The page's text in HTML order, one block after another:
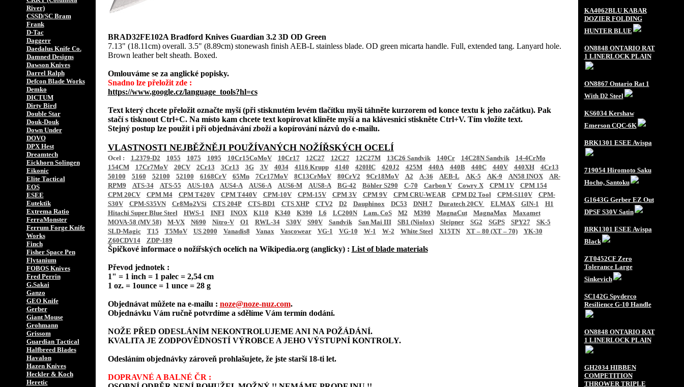
River)
CSSD/SC Bram
Frank
D-Tac
Daggerr
Daedalus Knife Co.
Damned Designs
Dawson Knives
Darrel Ralph
Defcon Blade Works
Demko
DICTUM
Dirty Bird
Double Star
Douk-Douk
Down Under
DOVO
DPX Hest
Dreamtech
Eickhorn Solingen
Eikonic
Elite Tactical
EOS
ESEE
Eutektik
Extrema Ratio
FerraMonster
Ferrum Forge Knife
Works
Finch
Fisher Space Pen
Flytanium
FOBOS Knives
Fred Perrin
G.Sakai
Ganzo
GEO Knife
Gerber
Giant Mouse
Grohmann
Grissom
Guardian Tactical
Halfbreed Blades
Havalon
Hazen Knives
Heckler & Koch
Heretic
BRAD32FE102A Bradford Knives Guardian 3.2 3D OD Green
7.13" (18.11cm) overall. 3.5" (8.89cm) stonewash finish AEB-L stainless blade. OD green micarta handle. Full, extended tang. Lanyard hole.
Brown leather belt sheath. Boxed.
Omlouváme se za anglické popisky.
Snadno lze přeložit zde :
https://www.google.cz/language_tools?hl=cs
Text který chcete přeložit označte myší (při stisknutém levém tlačítku myši táhněte kurzorem od konce textu k jeho začátku). Pak
stačí s tisknout Ctrl+C. Na místo kam chcete text kopírovat kliněte myší a na klávesnici stiskněte Ctrl+V. Tím vložíte text.
Stejný postup lze použít i při objednávání zboží a kopírování názvů do e-mailu.
VLASTNOSTI NEJBĚŽNĚJI POUŽÍVANÝCH NOŽÍŘSKÝCH OCELÍ
Ocel : 1.2379-D2 1055 1075 1095 10Cr15CoMoV 10Cr17 12C27 12C27 12C27M 13C26 Sandvik 140Cr 14C28N Sandvik
14-4CrMo
154CM
17Cr7MoV 20CV 2Cr13 3Cr13 3G 3V 4034 4116 Krupp 4140 420HC 420J2 425M 440A 440B 440C 440V 440XH
4Cr13
50100
5160 52100 52100 6168CrV 65Mn 7Cr17MoV 8C13CrMoV 80CrV2 9Cr18MoV A2 A-36 AEB-L AK-5 AK-9 AN58 INOX
AR-
RPM9
ATS-34 ATS-55 AUS-10A AUS4-A AUS6-A AUS6-M AUS8-A BG-42 Böhler S290 C-70 Carbon V Cowry X CPM 1V
CPM 154
CPM 20CV
CPM M4 CPM T420V CPM T440V CPM-10V CPM-15V CPM 3V CPM 9V CPM CRU-WEAR CPM D2 Tool CPM-S110V
CPM-
S30V
CPM-S35VN Cr8Mo2VSi CTS 204P CTS-BD1 CTS XHP CTV2 D2 Dauphinox DC53 DNH 7 Duratech 20CV ELMAX GIN-1
H1
Hitachi Super Blue Steel
HWS-1 INFI INOX K110 K340 K390 L6 LC200N Lam. CoS M2 M390 MagnaCut MagnaMax
Maxamet
MOVA-58 (MV 58)
M-VX N690 Nitro-V O1 RWL-34 S30V S90V Sandvik San Mai III SB1 (Niolox) Sleipner SG2 SGPS SPY27
SK-5
SLD-Magic
T15 T5MoV US 2000 Vanadis8 Vanax Vascowear VG-1 VG-10 W-1 W-2 White Steel X15TN XT – 80 (XT – 70)
YK-30
Z60CDV14
ZDP-189
Špičkové informace o nožířských ocelích na Wikipedia.org (anglicky) : List of blade materials
Převod jednotek :
1" = 1 inch = 1 palec = 2,54 cm
1 oz. = 1ounce = 1 unce = 28 g
Objednávat můžete na e-mailu : noze@noze-nuz.com.
Objednávku Vám ručně potvrdíme a sdělíme Vám termín dodání.
NOŽE PŘED ODESLÁNÍM NEKONTROLUJEME ANI NA POŽÁDÁNÍ.
KVALITA JE ZODPOVĚDNOSTÍ VÝROBCE A JEHO VÝSTUPNÍ KONTROLY.
Odesláním objednávky zároveň prohlašujete, že jste starší 18-ti let.
DOPRAVNÉ A BALNÉ ČR :
KA4062BLU KABAR
DOZIER FOLDING
HUNTER BLUE
ON8848 ONTARIO RAT
1 LINERLOCK PLAIN
ON8867 Ontario Rat 1
With D2 Steel
KS6034 Kershaw
Emerson CQC-6K
BRK1301 ESEE Avispa
719054 Hiromoto Saku
Hocho, Santoku
G1643G Gerber EZ Out
DPSF S30V Satin
BRK1301 ESEE Avispa
Black
ZT0452CF Zero
Tolerance Large
Sinkevich
SC142G Spyderco
Resilience G-10 Handle
ON8848 ONTARIO RAT
1 LINERLOCK PLAIN
GH2034 HIBBEN
COMPETITION
THROWER TRIPLE